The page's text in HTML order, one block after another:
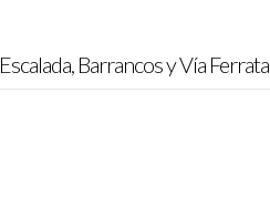
Escalada, Barrancos y Vía Ferrata